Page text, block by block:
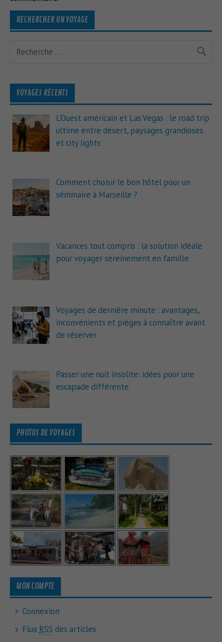
RECHERCHER UN VOYAGE
VOYAGES RÉCENTS
L’Ouest américain et Las Vegas : le road trip
ultime entre désert, paysages grandioses
et city lights
Comment choisir le bon hôtel pour un
séminaire à Marseille ?
Vacances tout compris : la solution idéale
pour voyager sereinement en famille
Voyages de dernière minute : avantages,
inconvénients et pièges à connaître avant
de réserver
Passer une nuit insolite: idées pour une
escapade différente
PHOTOS DE VOYAGES
MON COMPTE
Connexion
Flux RSS des articles